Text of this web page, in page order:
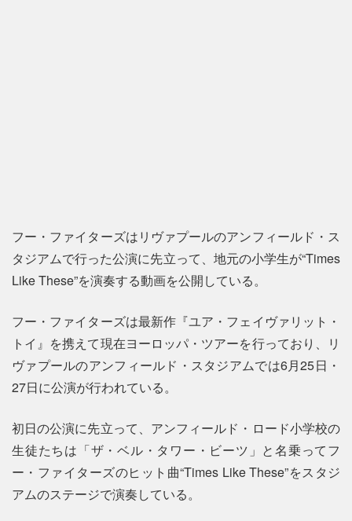
フー・ファイターズはリヴァプールのアンフィールド・ス
タジアムで行った公演に先立って、地元の小学生が“Times
Like These”を演奏する動画を公開している。
フー・ファイターズは最新作『ユア・フェイヴァリット・
トイ』を携えて現在ヨーロッパ・ツアーを行っており、リ
ヴァプールのアンフィールド・スタジアムでは6月25日・
27日に公演が行われている。
初日の公演に先立って、アンフィールド・ロード小学校の
生徒たちは「ザ・ベル・タワー・ビーツ」と名乗ってフ
ー・ファイターズのヒット曲“Times Like These”をスタジ
アムのステージで演奏している。